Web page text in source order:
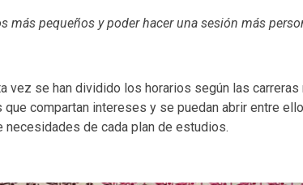
pequeños y poder hacer una sesión más
vez se han dividido los horarios según las carreras
compartan intereses y se puedan abrir entre
de cada plan de estudios.